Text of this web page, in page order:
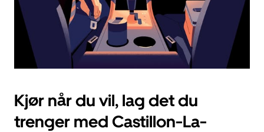
Kjør når du vil, lag det du
trenger med Castillon-La-